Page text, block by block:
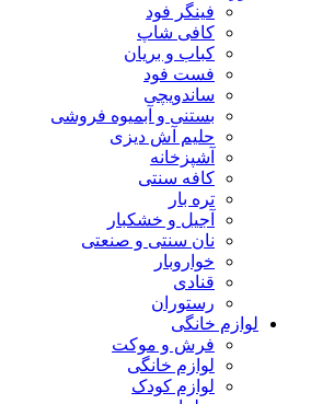
فینگر فود
کافی شاپ
کباب و بریان
فست فود
ساندویچی
بستنی و آبمیوه فروشی
حلیم آش دیزی
آشپزخانه
کافه سنتی
تره بار
آجیل و خشکبار
نان سنتی و صنعتی
خواروبار
قنادی
رستوران
لوازم خانگی
فرش و موکت
لوازم خانگی
لوازم کودک